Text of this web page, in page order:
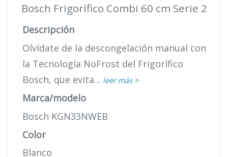
Bosch Frigorífico Combi 60 cm Serie 2
Descripción
Olvídate de la descongelación manual con
la Tecnología NoFrost del Frigorífico
Bosch, que evita... leer más >
Marca/modelo
Bosch KGN33NWEB
Color
Blanco